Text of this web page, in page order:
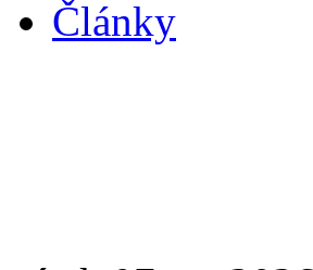
Články